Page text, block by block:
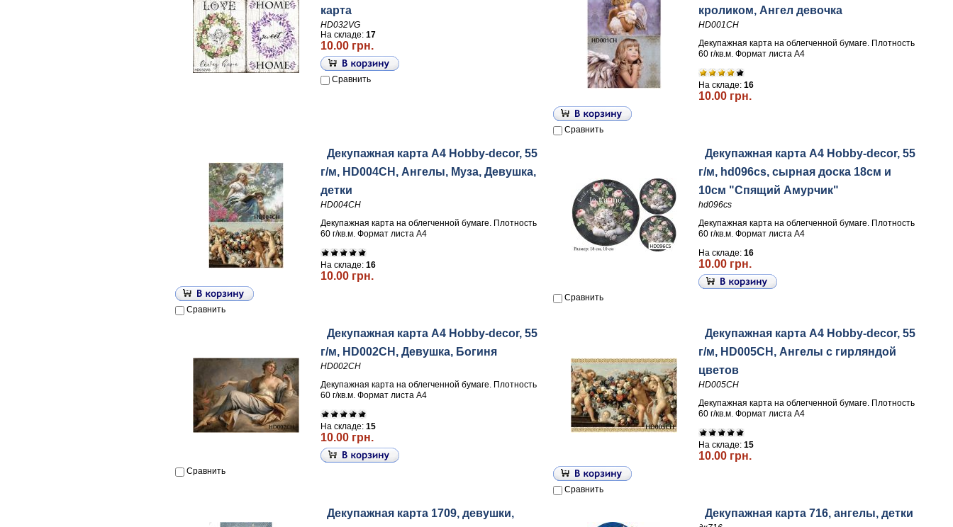
карта
HD032VG
На складе: 17
10.00 грн.
Сравнить
кроликом, Ангел девочка
HD001CH
Декупажная карта на облегченной бумаге. Плотность
60 г/кв.м. Формат листа А4
На складе: 16
10.00 грн.
Сравнить
Декупажная карта А4 Hobby-decor, 55
г/м, HD004CH, Ангелы, Муза, Девушка,
детки
HD004CH
Декупажная карта на облегченной бумаге. Плотность
60 г/кв.м. Формат листа А4
На складе: 16
10.00 грн.
Сравнить
Декупажная карта А4 Hobby-decor, 55
г/м, hd096cs, сырная доска 18см и
10см "Спящий Амурчик"
hd096cs
Декупажная карта на облегченной бумаге. Плотность
60 г/кв.м. Формат листа А4
На складе: 16
10.00 грн.
Сравнить
Декупажная карта А4 Hobby-decor, 55
г/м, HD002CH, Девушка, Богиня
HD002CH
Декупажная карта на облегченной бумаге. Плотность
60 г/кв.м. Формат листа А4
На складе: 15
10.00 грн.
Сравнить
Декупажная карта А4 Hobby-decor, 55
г/м, HD005CH, Ангелы с гирляндой
цветов
HD005CH
Декупажная карта на облегченной бумаге. Плотность
60 г/кв.м. Формат листа А4
На складе: 15
10.00 грн.
Сравнить
Декупажная карта 1709, девушки,
Декупажная карта 716, ангелы, детки